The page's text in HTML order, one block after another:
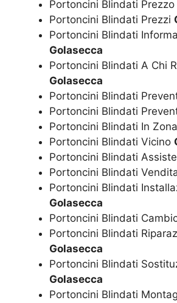
Portoncini Blindati Prezzo
Portoncini Blindati Prezzi
Portoncini Blindati
Golasecca
Portoncini Blindati A Chi
Golasecca
Portoncini Blindati
Portoncini Blindati
Portoncini Blindati In Zona
Portoncini Blindati Vicino
Portoncini Blindati
Portoncini Blindati
Portoncini Blindati
Golasecca
Portoncini Blindati
Portoncini Blindati
Golasecca
Portoncini Blindati
Golasecca
Portoncini Blindati